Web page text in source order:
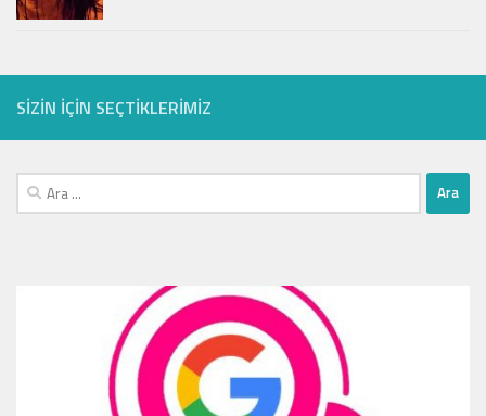
SIZIN IÇIN SEÇTIKLERIMIZ
Arama: